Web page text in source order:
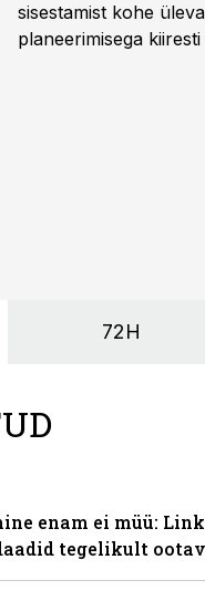
sisestamist kohe
planeerimisega
72H
enam ei müü:
tegelikult